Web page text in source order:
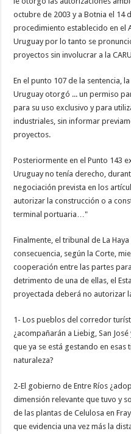
octubre de 2003 y a Botnia el 14
procedimiento establecido en el
Uruguay por lo tanto se
proyectos sin involucrar a la
En el punto 107 de la sentencia,
Uruguay otorgó ... un permiso
para su uso exclusivo y para
industriales, sin informar
proyectos.
Posteriormente en el Punto 143
Uruguay no tenía derecho,
negociación prevista en los
autorizar la construcción o a
terminal portuaria…"
Finalmente, el tribunal de La
consecuencia, según la Corte,
cooperación entre las partes
detrimento de una de ellas, el
proyectada deberá no autorizar
1- Los pueblos del corredor
¿acompañarán a Liebig, San
que ya se está gestando en
naturaleza?
2-El gobierno de Entre Ríos
dimensión relevante que tuvo y
de las plantas de Celulosa en
que evidencia una vez más la